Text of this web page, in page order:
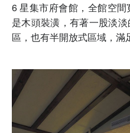
6 星集市府會館，全館空
是木頭裝潢，有著一股淡
區，也有半開放式區域，滿